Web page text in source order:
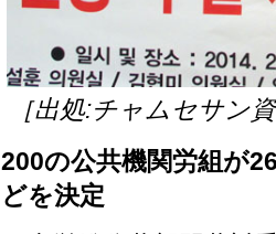
［出処:チャムセサン
200の公共機関労組が
どを決定